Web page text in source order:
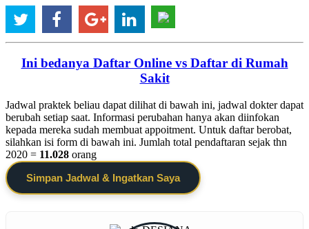
Ini bedanya Daftar Online vs Daftar di Rumah
Sakit
Jadwal praktek beliau dapat dilihat di bawah ini, jadwal dokter dapat
berubah setiap saat. Informasi perubahan hanya akan diinfokan
kepada mereka sudah membuat appoitment. Untuk daftar berobat,
silahkan isi form di bawah ini. Jumlah total pendaftaran sejak thn
2020 = 11.028 orang
Simpan Jadwal & Ingatkan Saya